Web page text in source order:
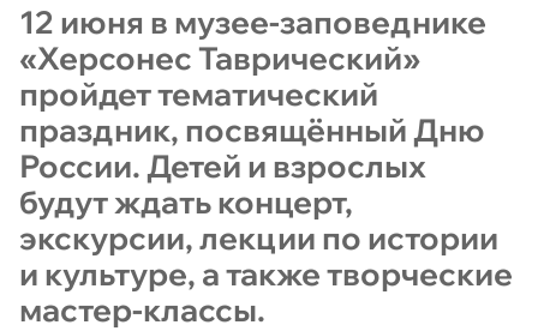
12 июня в музее-заповеднике
«Херсонес Таврический»
пройдет тематический
праздник, посвящённый Дню
России. Детей и взрослых
будут ждать концерт,
экскурсии, лекции по истории
и культуре, а также творческие
мастер-классы.